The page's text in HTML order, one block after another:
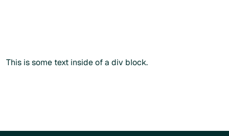
This is some text inside of a div block.